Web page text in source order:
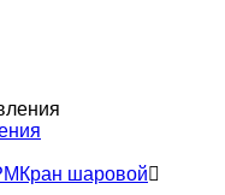
Кран шаровой